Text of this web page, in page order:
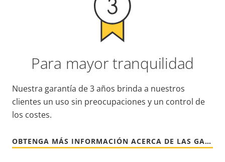
Para mayor tranquilidad
Nuestra garantía de 3 años brinda a nuestros
clientes un uso sin preocupaciones y un control de
los costes.
OBTENGA MÁS INFORMACIÓN ACERCA DE LAS GARANTÍAS DE AXIS